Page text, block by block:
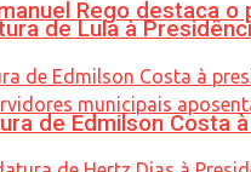
Rego destaca
de Lula à
de Edmilson Costa